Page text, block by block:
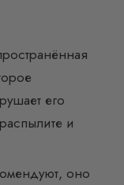
его
и
оно